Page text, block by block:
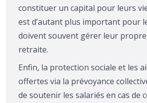
constituer un capital pour leurs
est d’autant plus important pour
doivent souvent gérer leur
retraite.
Enfin, la protection sociale et les
offertes via la prévoyance
de soutenir les salariés en cas de